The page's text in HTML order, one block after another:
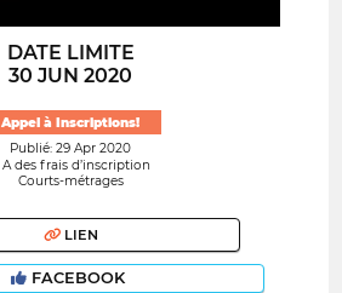
DATE LIMITE
30 JUN 2020
Appel à Inscriptions!
Publié: 29 Apr 2020
A des frais d’inscription
Courts-métrages
LIEN
FACEBOOK